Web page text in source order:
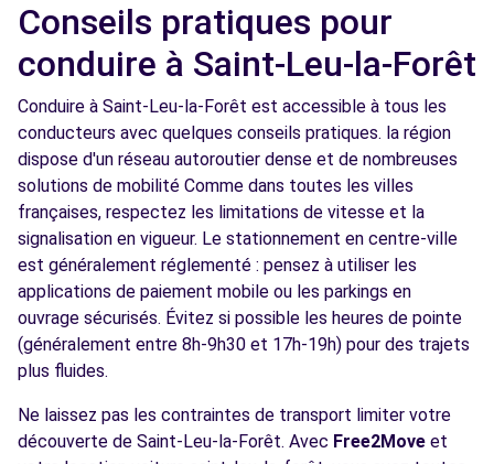
Conseils pratiques pour
conduire à Saint-Leu-la-Forêt
Conduire à Saint-Leu-la-Forêt est accessible à tous les
conducteurs avec quelques conseils pratiques. la région
dispose d'un réseau autoroutier dense et de nombreuses
solutions de mobilité Comme dans toutes les villes
françaises, respectez les limitations de vitesse et la
signalisation en vigueur. Le stationnement en centre-ville
est généralement réglementé : pensez à utiliser les
applications de paiement mobile ou les parkings en
ouvrage sécurisés. Évitez si possible les heures de pointe
(généralement entre 8h-9h30 et 17h-19h) pour des trajets
plus fluides.
Ne laissez pas les contraintes de transport limiter votre
découverte de Saint-Leu-la-Forêt. Avec Free2Move et